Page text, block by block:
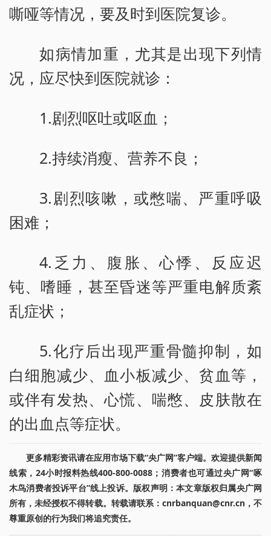
嘶哑等情况，要及时到医院复诊。
如病情加重，尤其是出现下列情
况，应尽快到医院就诊：
1.剧烈呕吐或呕血；
2.持续消瘦、营养不良；
3.剧烈咳嗽，或憋喘、严重呼吸
困难；
4.乏力、腹胀、心悸、反应迟
钝、嗜睡，甚至昏迷等严重电解质紊
乱症状；
5.化疗后出现严重骨髓抑制，如
白细胞减少、血小板减少、贫血等，
或伴有发热、心慌、喘憋、皮肤散在
的出血点等症状。
更多精彩资讯请在应用市场下载“央广网”客户端。欢迎提供新闻
线索，24小时报料热线400-800-0088；消费者也可通过央广网“啄
木鸟消费者投诉平台”线上投诉。版权声明：本文章版权归属央广网
所有，未经授权不得转载。转载请联系：cnrbanquan@cnr.cn，不
尊重原创的行为我们将追究责任。